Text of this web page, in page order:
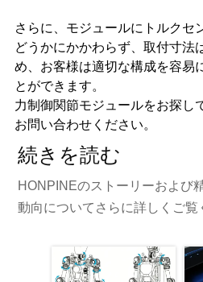
さらに、モジュールにトルクセ
どうかにかかわらず、取付寸法
め、お客様は適切な構成を容易
とができます。
力制御関節モジュールをお探し
お問い合わせください。
続きを読む
HONPINEのストーリーおよび
動向についてさらに詳しくご覧